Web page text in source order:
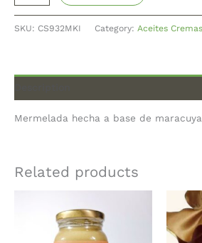
SKU: CS932MKI Category: Aceites
Mermelada hecha a base de
Related products